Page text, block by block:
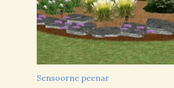
Sensoorne peenar